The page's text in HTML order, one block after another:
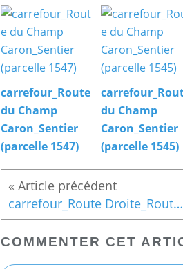
carrefour_Route
du Champ
Caron_Sentier
(parcelle 1547)
du Champ
Caron_Sentier
(parcelle 1545)
carrefour_Route Droite_Route de la Queue d'Ham
COMMENTER CET